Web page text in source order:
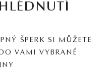
ŠPERK SI MŮŽETE
VAMI VYBRANÉ